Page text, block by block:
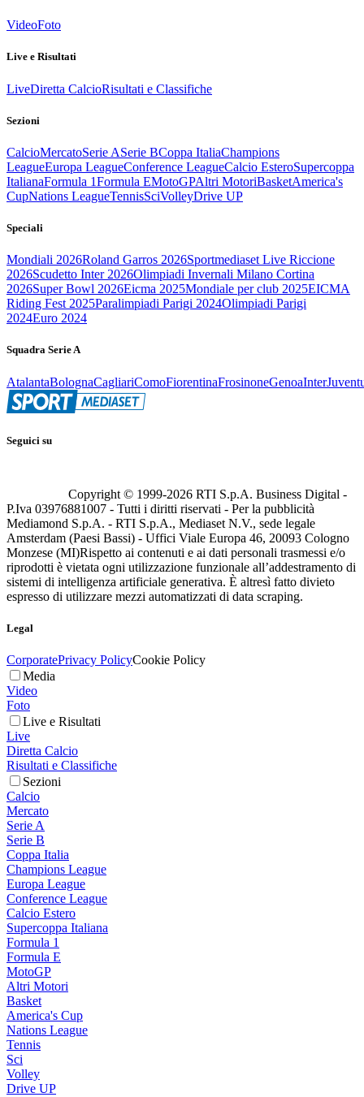
VideoFoto
Live e Risultati
LiveDiretta CalcioRisultati e Classifiche
Sezioni
CalcioMercatoSerie ASerie BCoppa ItaliaChampions
LeagueEuropa LeagueConference LeagueCalcio EsteroSupercoppa
ItalianaFormula 1Formula EMotoGPAltri MotoriBasketAmerica's
CupNations LeagueTennisSciVolleyDrive UP
Speciali
Mondiali 2026Roland Garros 2026Sportmediaset Live Riccione
2026Scudetto Inter 2026Olimpiadi Invernali Milano Cortina
2026Super Bowl 2026Eicma 2025Mondiale per club 2025EICMA
Riding Fest 2025Paralimpiadi Parigi 2024Olimpiadi Parigi
2024Euro 2024
Squadra Serie A
AtalantaBolognaCagliariComoFiorentinaFrosinoneGenoaInter
Seguici su
Copyright © 1999-2026 RTI S.p.A. Business Digital -
P.Iva 03976881007 - Tutti i diritti riservati - Per la pubblicità
Mediamond S.p.A. - RTI S.p.A., Mediaset N.V., sede legale
Amsterdam (Paesi Bassi) - Uffici Viale Europa 46, 20093 Cologno
Monzese (MI)Rispetto ai contenuti e ai dati personali trasmessi e/o
riprodotti è vietata ogni utilizzazione funzionale all’addestramento di
sistemi di intelligenza artificiale generativa. È altresì fatto divieto
espresso di utilizzare mezzi automatizzati di data scraping.
Legal
CorporatePrivacy PolicyCookie Policy
Media
Video
Foto
Live e Risultati
Live
Diretta Calcio
Risultati e Classifiche
Sezioni
Calcio
Mercato
Serie A
Serie B
Coppa Italia
Champions League
Europa League
Conference League
Calcio Estero
Supercoppa Italiana
Formula 1
Formula E
MotoGP
Altri Motori
Basket
America's Cup
Nations League
Tennis
Sci
Volley
Drive UP